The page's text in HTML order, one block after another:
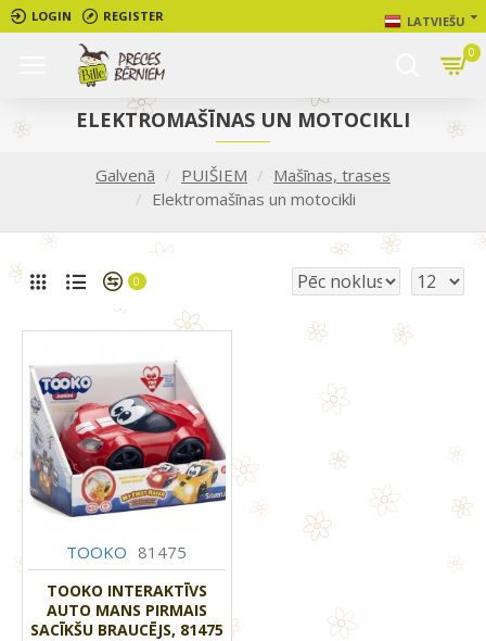
LOGIN REGISTER LATVIEŠU
0
Galvenā PUIŠIEM
Mašīnas, trases
Elektromašīnas un motocikli
ELEKTROMAŠĪNAS UN MOTOCIKLI
0
TOOKO 81475
TOOKO INTERAKTĪVS
AUTO MANS PIRMAIS
SACĪKŠU BRAUCĒJS, 81475